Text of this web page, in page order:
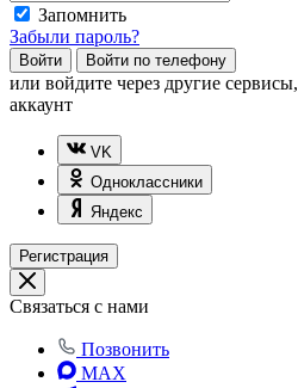
Запомнить
Забыли пароль?
Войти Войти по телефону
или войдите через другие
аккаунт
VK
Одноклассники
Яндекс
Регистрация
Связаться с нами
Позвонить
MAX